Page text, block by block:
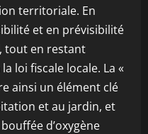
territoriale. En
et en prévisibilité
tout en restant
loi fiscale locale. La «
ainsi un élément clé
et au jardin, et
d’oxygène